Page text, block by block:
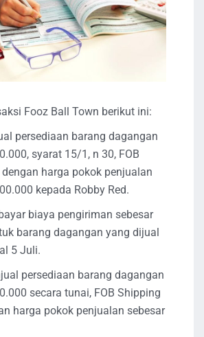
Fooz Ball Town berikut ini:
persediaan barang dagangan
syarat 15/1, n 30, FOB
harga pokok penjualan
kepada Robby Red.
biaya pengiriman sebesar
barang dagangan yang dijual
5 Juli.
persediaan barang dagangan
secara tunai, FOB Shipping
harga pokok penjualan sebesar